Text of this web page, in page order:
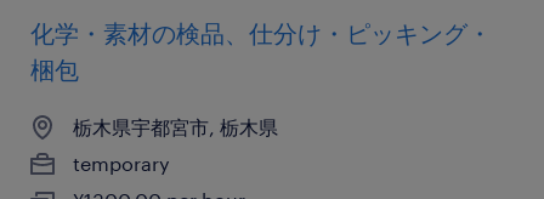
化学・素材の検品、仕分け・ピッキング・
梱包
栃木県宇都宮市, 栃木県
temporary